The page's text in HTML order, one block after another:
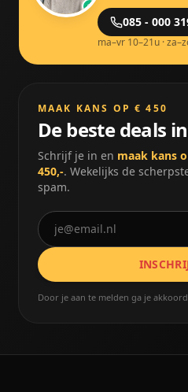
085 - 000
ma–vr 10–21u ·
MAAK KANS OP € 450
De beste deals
Schrijf je in en maak kans
450,-. Wekelijks de
spam.
Door je aan te melden ga je